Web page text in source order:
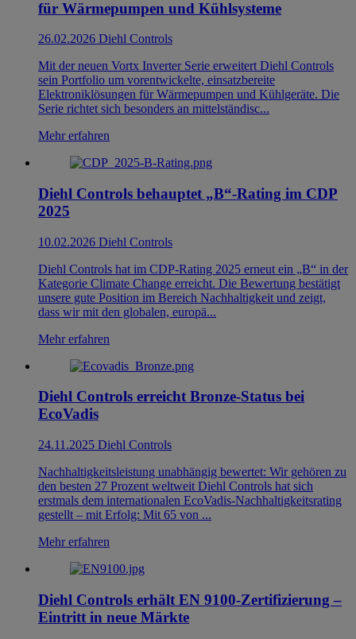
für Wärmepumpen und Kühlsysteme
26.02.2026 Diehl Controls
Mit der neuen Vortx Inverter Serie erweitert Diehl Controls
sein Portfolio um vorentwickelte, einsatzbereite
Elektroniklösungen für Wärmepumpen und Kühlgeräte. Die
Serie richtet sich besonders an mittelständisc...
Mehr erfahren
Diehl Controls behauptet „B“-Rating im CDP
2025
10.02.2026 Diehl Controls
Diehl Controls hat im CDP-Rating 2025 erneut ein „B“ in der
Kategorie Climate Change erreicht. Die Bewertung bestätigt
unsere gute Position im Bereich Nachhaltigkeit und zeigt,
dass wir mit den globalen, europä...
Mehr erfahren
Diehl Controls erreicht Bronze-Status bei
EcoVadis
24.11.2025 Diehl Controls
Nachhaltigkeitsleistung unabhängig bewertet: Wir gehören zu
den besten 27 Prozent weltweit Diehl Controls hat sich
erstmals dem internationalen EcoVadis-Nachhaltigkeitsrating
gestellt – mit Erfolg: Mit 65 von ...
Mehr erfahren
Diehl Controls erhält EN 9100-Zertifizierung –
Eintritt in neue Märkte